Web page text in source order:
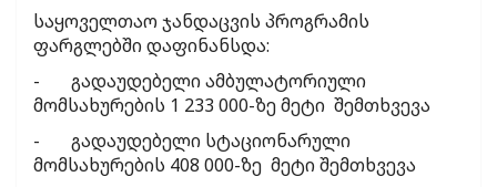
საყოველთაო ჯანდაცვის პროგრამის
ფარგლებში დაფინანსდა:
- გადაუდებელი ამბულატორიული
მომსახურების 1 233 000-ზე მეტი შემთხვევა
- გადაუდებელი სტაციონარული
მომსახურების 408 000-ზე მეტი შემთხვევა